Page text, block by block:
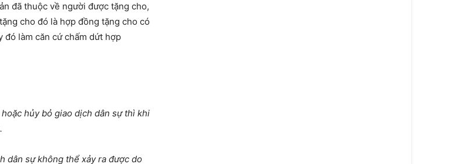
đã thuộc về người được tặng cho,
cho đó là hợp đồng tặng cho có
làm căn cứ chấm dứt hợp
hủy bỏ giao dịch dân sự thì khi
dân sự không thể xảy ra được do